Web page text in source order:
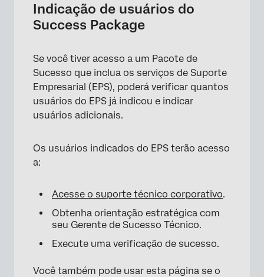
Indicação de usuários do
Success Package
Se você tiver acesso a um Pacote de
Sucesso que inclua os serviços de Suporte
Empresarial (EPS), poderá verificar quantos
usuários do EPS já indicou e indicar
usuários adicionais.
Os usuários indicados do EPS terão acesso
a:
Acesse o suporte técnico corporativo.
Obtenha orientação estratégica com
seu Gerente de Sucesso Técnico.
Execute uma verificação de sucesso.
Você também pode usar esta página se o